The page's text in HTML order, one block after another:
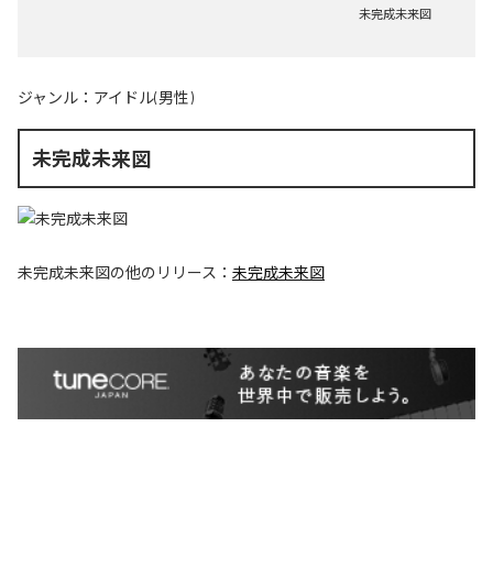
未完成未来図
ジャンル： アイドル(男性)
未完成未来図
未完成未来図の他のリリース： 未完成未来図